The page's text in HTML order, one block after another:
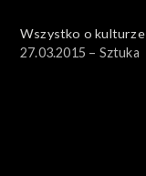
Wszystko o kulturze
27.03.2015 – Sztuka